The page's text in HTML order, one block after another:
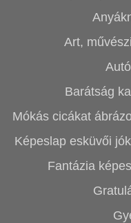
Art,
Barátság
Mókás cicákat
Képeslap esküvői
Fantázia